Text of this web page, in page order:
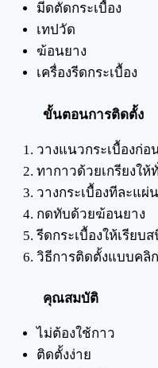
มีดตัดกระเบื้อง
เทปวัด
ฆ้อนยาง
เครื่องรีดกระเบื้อง
ขั้นตอนการติดตั้ง
วางแนวกระเบื้องก่อ
ทากาวด้วยเกรียงให้
วางกระเบื้องทีละแผ่น
กดทับด้วยฆ้อนยาง
รีดกระเบื้องให้เรียบ
วิธีการติดตั้งแบบคลิ
คุณสมบัติ
ไม่ต้องใช้กาว
ติดตั้งง่าย